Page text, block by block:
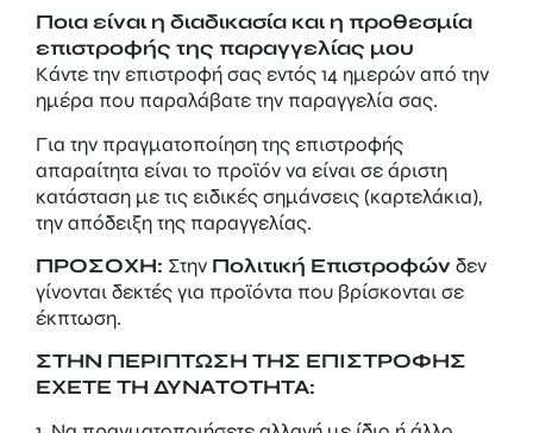
Ποια είναι η διαδικασία και η προθεσμία
επιστροφής της παραγγελίας μου
Κάντε την επιστροφή σας εντός 14 ημερών από την
ημέρα που παραλάβατε την παραγγελία σας.
Για την πραγματοποίηση της επιστροφής
απαραίτητα είναι το προϊόν να είναι σε άριστη
κατάσταση με τις ειδικές σημάνσεις (καρτελάκια),
την απόδειξη της παραγγελίας.
ΠΡΟΣΟΧΗ: Στην Πολιτική Επιστροφώνδεν
γίνονται δεκτές για προϊόντα που βρίσκονται σε
έκπτωση.
ΣΤΗΝ ΠΕΡΙΠΤΩΣΗ ΤΗΣ ΕΠΙΣΤΡΟΦΗΣ
ΕΧΕΤΕ ΤΗ ΔΥΝΑΤΟΤΗΤΑ: